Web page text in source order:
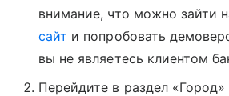
внимание, что можно зайти
сайт и попробовать
вы не являетесь клиентом
Перейдите в раздел